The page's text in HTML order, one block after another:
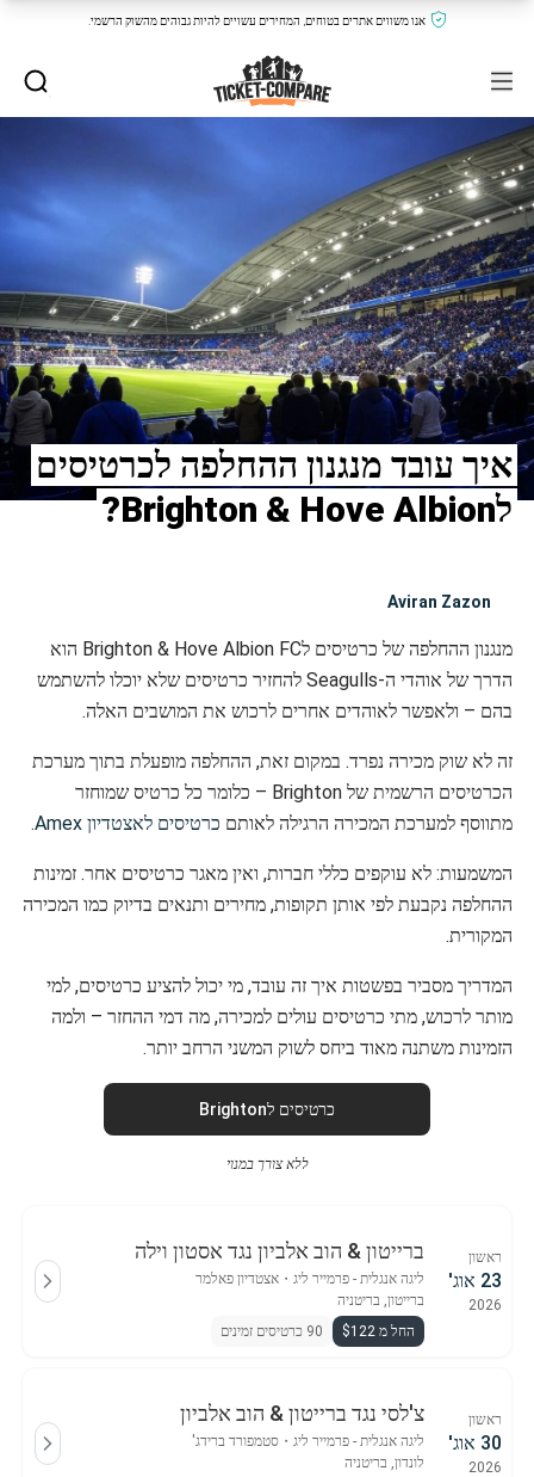
אנו משווים אתרים בטוחים, המחירים עשויים להיות גבוהים מהשוק הרשמי.
איך עובד מנגנון ההחלפה לכרטיסים
לBrighton & Hove Albion?
Aviran Zazon
מנגנון ההחלפה של כרטיסים לBrighton & Hove Albion FC הוא
הדרך של אוהדי ה-Seagulls להחזיר כרטיסים שלא יוכלו להשתמש
בהם – ולאפשר לאוהדים אחרים לרכוש את המושבים האלה.
זה לא שוק מכירה נפרד. במקום זאת, ההחלפה מופעלת בתוך מערכת
הכרטיסים הרשמית של Brighton – כלומר כל כרטיס שמוחזר
מתווסף למערכת המכירה הרגילה לאותם כרטיסים לאצטדיון Amex .
המשמעות: לא עוקפים כללי חברות, ואין מאגר כרטיסים אחר. זמינות
ההחלפה נקבעת לפי אותן תקופות, מחירים ותנאים בדיוק כמו המכירה
המקורית.
המדריך מסביר בפשטות איך זה עובד, מי יכול להציע כרטיסים, למי
מותר לרכוש, מתי כרטיסים עולים למכירה, מה דמי ההחזר – ולמה
הזמינות משתנה מאוד ביחס לשוק המשני הרחב יותר.
כרטיסים לBrighton
ללא צורך במנוי
ראשון
23 אוג'
2026
ברייטון & הוב אלביון נגד אסטון וילה
ליגה אנגלית - פרמייר ליג ・ אצטדיון פאלמר
ברייטון, בריטניה
החל מ $122
90 כרטיסים זמינים
ראשון
30 אוג'
2026
צ'לסי נגד ברייטון & הוב אלביון
ליגה אנגלית - פרמייר ליג ・ סטמפורד ברידג'
לונדון, בריטניה